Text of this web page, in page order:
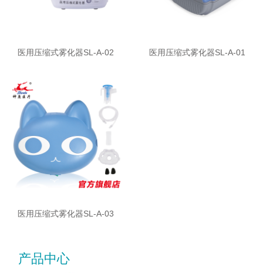
医用压缩式雾化器SL-A-02 医用压缩式雾化器SL-A-01
医用压缩式雾化器SL-A-03
产品中心